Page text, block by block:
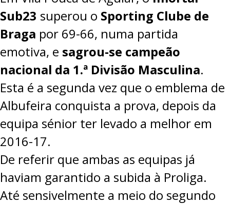
COMPETIÇÕES
ASSOCIAÇÕES
CLUBES
AGENTES
AGENDA
SELEÇÕES
MINIBASQUETE
ÁREA TÉCNICA
PROJETOS
LIGA BETCLIC MASCULINA
LIGA BETCLIC FEMININA
Sub23 superou o Sporting Clube de
Braga por 69-66, numa partida
emotiva, e sagrou-se campeão
nacional da 1.ª Divisão Masculina.
Esta é a segunda vez que o emblema de
Albufeira conquista a prova, depois da
equipa sénior ter levado a melhor em
2016-17.
De referir que ambas as equipas já
haviam garantido a subida à Proliga.
Até sensivelmente a meio do segundo